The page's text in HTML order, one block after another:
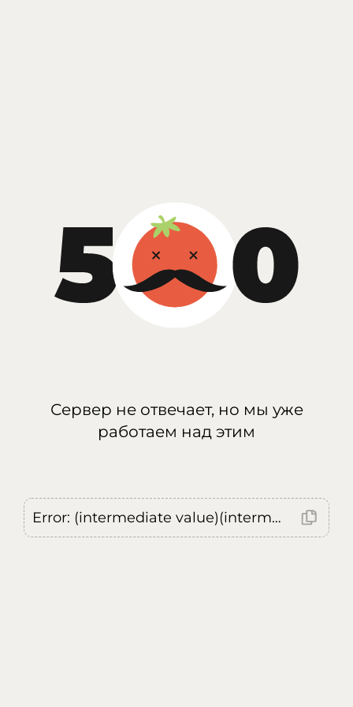
Сервер не отвечает, но мы уже
работаем над этим
Error: (intermediate value)(intermediate value)(intermediate value).replaceAll is not a function